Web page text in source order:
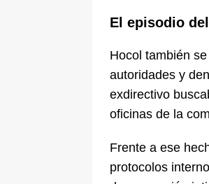
El episodio
Hocol también
autoridades y
exdirectivo
oficinas de la
Frente a ese
protocolos